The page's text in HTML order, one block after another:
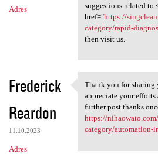
Adres
suggestions related to
href="https://
category/rapid-
then visit us.
Frederick
Reardon
11.10.2023
Adres
Thank you for
Thank you for
appreciate your
further post thanks
https://
category/automation-